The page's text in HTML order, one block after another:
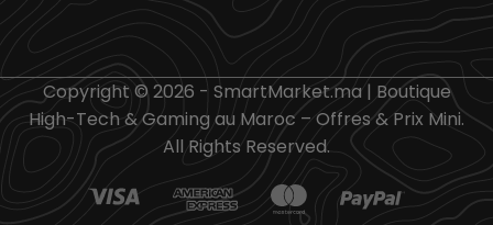
Copyright © 2026 - SmartMarket.ma | Boutique
High-Tech & Gaming au Maroc – Offres & Prix Mini.
All Rights Reserved.